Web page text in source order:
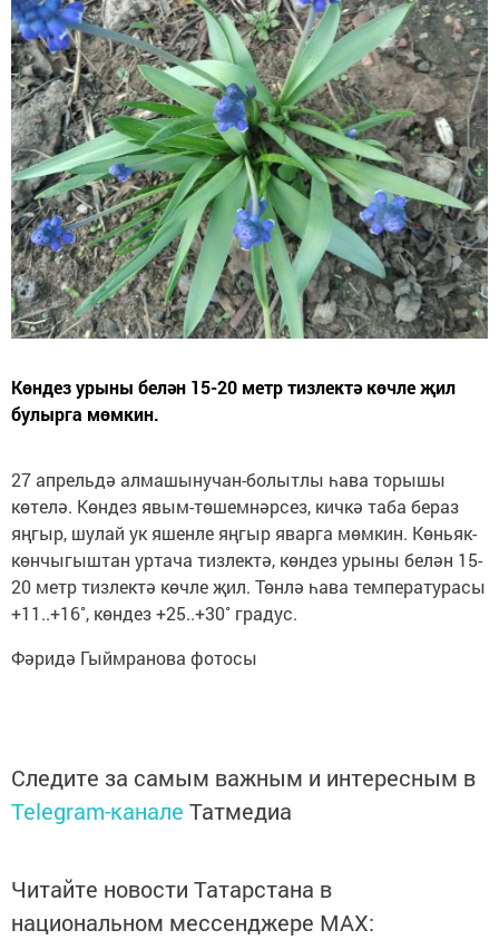
Көндез урыны белән 15-20 метр тизлектә көчле җил
булырга мөмкин.
27 апрельдә алмашынучан-болытлы һава торышы
көтелә. Көндез явым-төшемнәрсез, кичкә таба бераз
яңгыр, шулай ук яшенле яңгыр яварга мөмкин. Көньяк-
көнчыгыштан уртача тизлектә, көндез урыны белән 15-
20 метр тизлектә көчле җил. Төнлә һава температурасы
+11..+16˚, көндез +25..+30˚ градус.
Фәридә Гыймранова фотосы
Следите за самым важным и интересным в
Telegram-канале Татмедиа
Читайте новости Татарстана в
национальном мессенджере MАХ: